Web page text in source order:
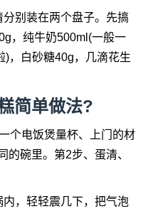
别装在两个盘子。先搞
，纯牛奶500ml(一般一
)，白砂糖40g，几滴花生
简单做法?
个电饭煲量杯、上门的材
的碗里。第2步、蛋清、
，轻轻震几下，把气泡